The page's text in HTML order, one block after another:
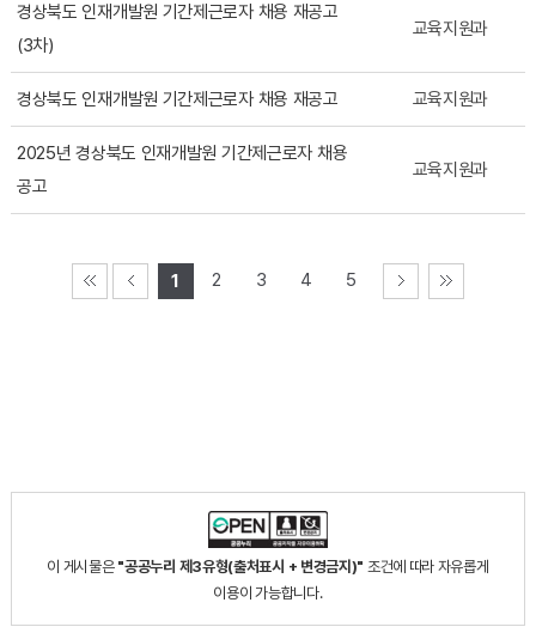
경상북도 인재개발원 기간제근로자 채용 재공고
(3차)
교육지원과
경상북도 인재개발원 기간제근로자 채용 재공고 교육지원과
2025년 경상북도 인재개발원 기간제근로자 채용
공고
교육지원과
1 2 3 4 5
이 게시물은 "공공누리 제3유형(출처표시 + 변경금지)" 조건에 따라 자유롭게
이용이 가능합니다.